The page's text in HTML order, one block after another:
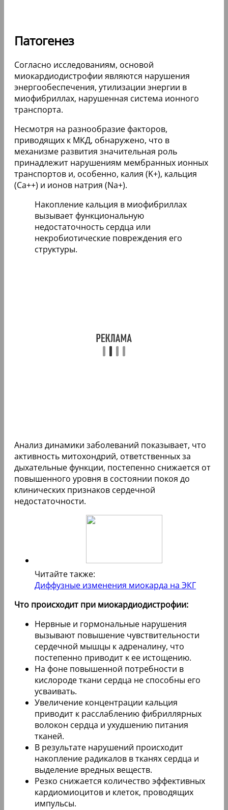
Патогенез
Согласно исследованиям, основой
миокардиодистрофии являются нарушения
энергообеспечения, утилизации энергии в
миофибриллах, нарушенная система ионного
транспорта.
Несмотря на разнообразие факторов,
приводящих к МКД, обнаружено, что в
механизме развития значительная роль
принадлежит нарушениям мембранных ионных
транспортов и, особенно, калия (K+), кальция
(Ca++) и ионов натрия (Na+).
Накопление кальция в миофибриллах
вызывает функциональную
недостаточность сердца или
некробиотические повреждения его
структуры.
Анализ динамики заболеваний показывает, что
активность митохондрий, ответственных за
дыхательные функции, постепенно снижается от
повышенного уровня в состоянии покоя до
клинических признаков сердечной
недостаточности.
Читайте также:
Диффузные изменения миокарда на ЭКГ
Что происходит при миокардиодистрофии:
Нервные и гормональные нарушения
вызывают повышение чувствительности
сердечной мышцы к адреналину, что
постепенно приводит к ее истощению.
На фоне повышенной потребности в
кислороде ткани сердца не способны его
усваивать.
Увеличение концентрации кальция
приводит к расслаблению фибриллярных
волокон сердца и ухудшению питания
тканей.
В результате нарушений происходит
накопление радикалов в тканях сердца и
выделение вредных веществ.
Резко снижается количество эффективных
кардиомиоцитов и клеток, проводящих
импульсы.